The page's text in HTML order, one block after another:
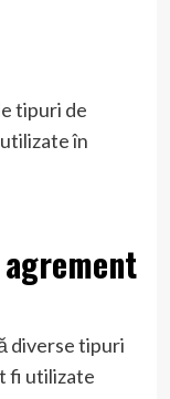
tipuri de
în
diverse tipuri
fi utilizate